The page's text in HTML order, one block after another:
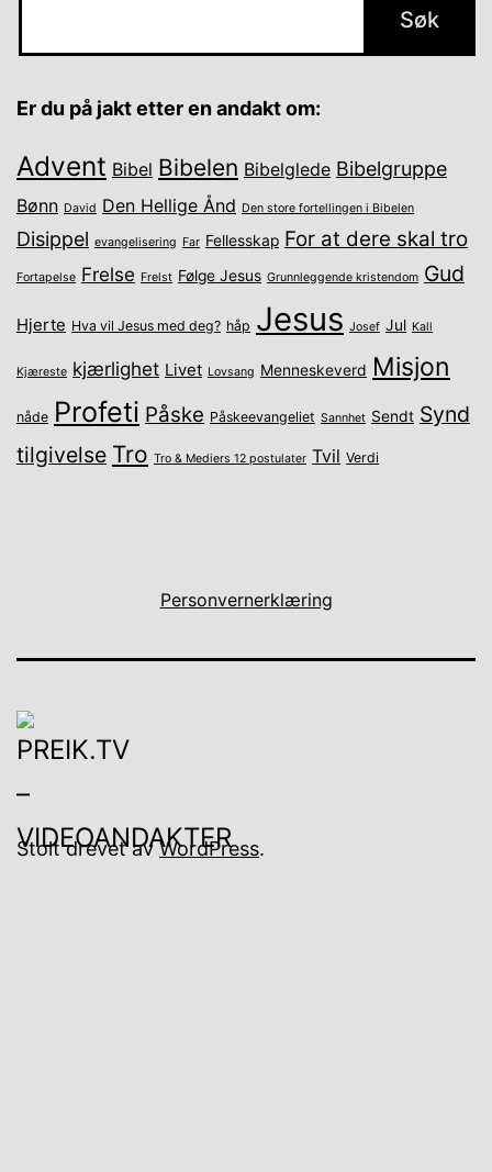
Er du på jakt etter en andakt om:
Advent Bibel Bibelen Bibelglede Bibelgruppe
Bønn David Den Hellige Ånd Den store fortellingen i Bibelen
Disippel evangelisering Far Fellesskap For at dere skal tro
Fortapelse Frelse Frelst Følge Jesus Grunnleggende kristendom Gud
Hjerte Hva vil Jesus med deg? håp Jesus Josef Jul Kall
Kjæreste kjærlighet Livet Lovsang Menneskeverd Misjon
nåde Profeti Påske Påskeevangeliet Sannhet Sendt Synd
tilgivelse Tro Tro & Mediers 12 postulater Tvil Verdi
Personvernerklæring
Stolt drevet avWordPress.